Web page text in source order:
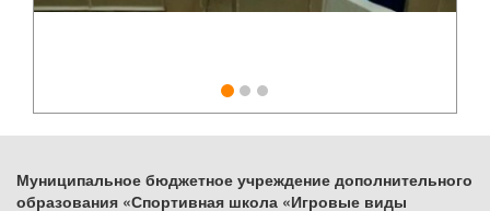
Муниципальное бюджетное учреждение дополнительного
образования «Спортивная школа «Игровые виды